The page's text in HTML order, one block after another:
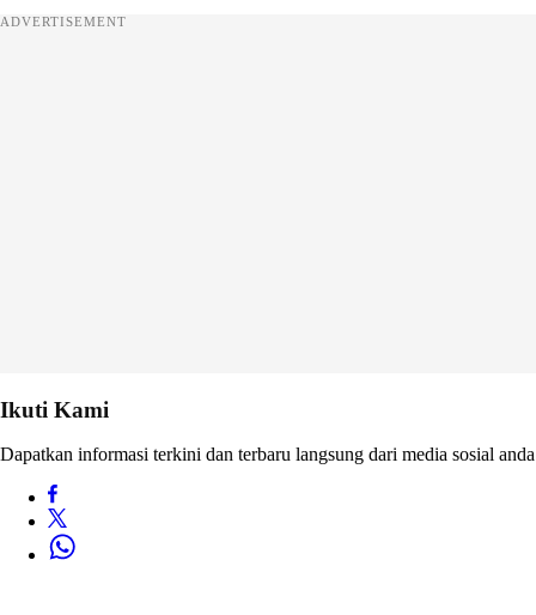
ADVERTISEMENT
Ikuti Kami
Dapatkan informasi terkini dan terbaru langsung dari media sosial anda